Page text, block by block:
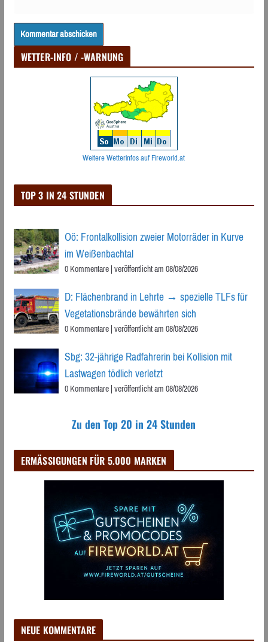
WETTER-INFO / -WARNUNG
Weitere Wetterinfos auf Fireworld.at
TOP 3 IN 24 STUNDEN
Oö: Frontalkollision zweier Motorräder in Kurve
im Weißenbachtal
0 Kommentare|veröffentlicht am 08/08/2026
D: Flächenbrand in Lehrte → spezielle TLFs für
Vegetationsbrände bewährten sich
0 Kommentare|veröffentlicht am 08/08/2026
Sbg: 32-jährige Radfahrerin bei Kollision mit
Lastwagen tödlich verletzt
0 Kommentare|veröffentlicht am 08/08/2026
Zu den Top 20 in 24 Stunden
ERMÄSSIGUNGEN FÜR 5.000 MARKEN
NEUE KOMMENTARE